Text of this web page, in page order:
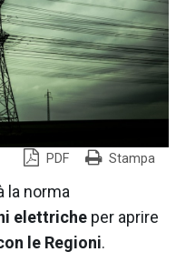
PDF Stampa
la norma
elettriche per aprire
le Regioni.